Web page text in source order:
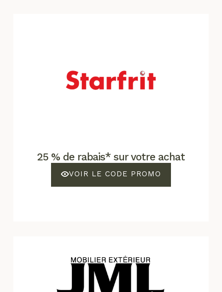
25 % de rabais* sur votre achat
VOIR LE CODE PROMO